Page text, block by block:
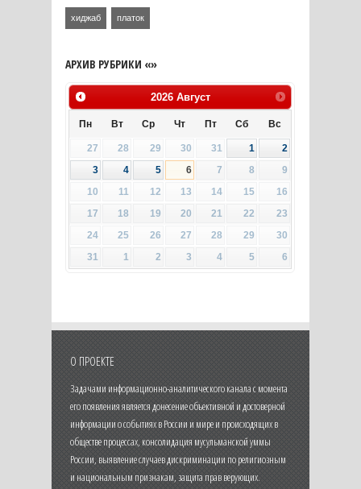
хиджаб платок
АРХИВ РУБРИКИ «»
2026 Август
Пн Вт Ср Чт Пт Сб Вс
27 28 29 30 31 1
2
3
4 5 6 7 8
9
10
11 12 13 14 15
16
17
18 19 20 21 22
23
24
25 26 27 28 29
30
31
1 2 3 4 5 6
О ПРОЕКТЕ
Задачами информационно-аналитического канала с момента
его появления является донесение объективной и достоверной
информации о событиях в России и мире и происходящих в
обществе процессах, консолидация мусульманской уммы
России, выявление случаев дискриминации по религиозным
и национальным признакам, защита прав верующих.